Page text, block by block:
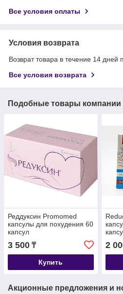
Все условия оплаты
Условия возврата
Возврат товара в течение 14 дней
Все условия возврата
Подобные товары компании
Реддуксин Promomed
капсулы для похудения 60
капсул
3 500 ₸
Купить
2
Акционные предложения и